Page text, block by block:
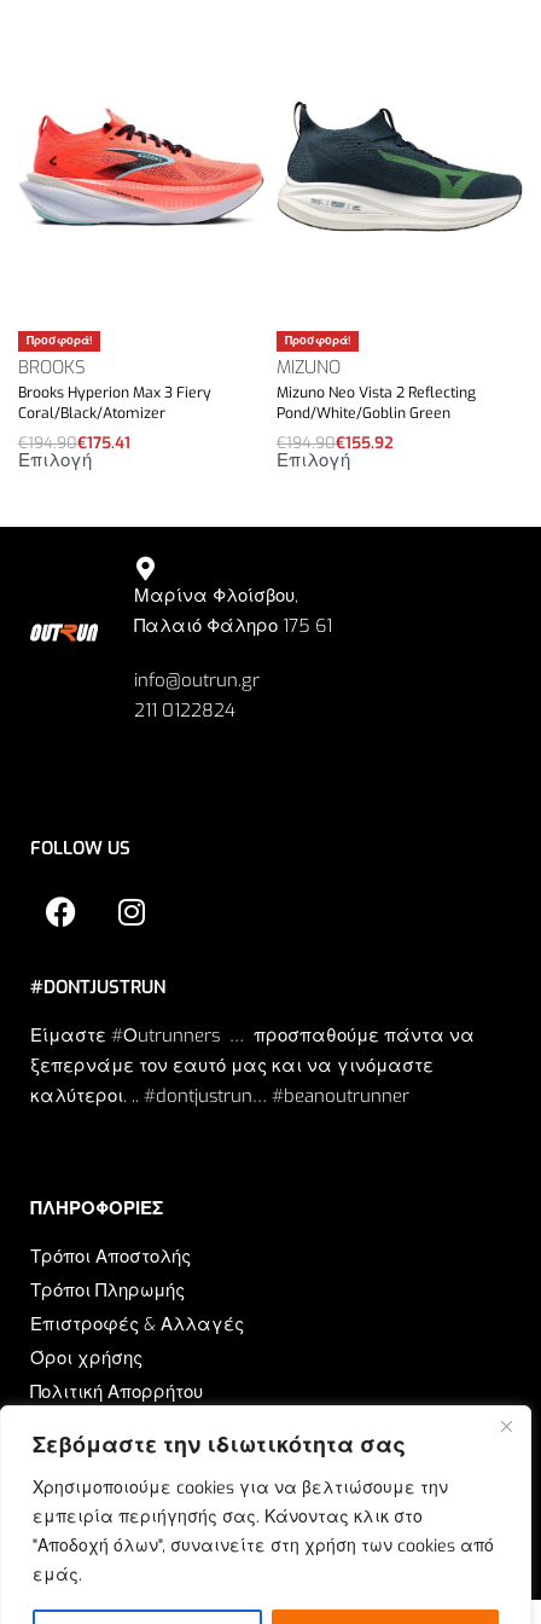
Σεβόμαστε την ιδιωτικότητα σας
Χρησιμοποιούμε cookies για να βελτιώσουμε την
εμπειρία περιήγησής σας. Κάνοντας κλικ στο
"Αποδοχή όλων", συναινείτε στη χρήση των cookies από
εμάς.
Προσφορά!
BROOKS
Brooks Hyperion Max 3 Fiery
Coral/Black/Atomizer
€194.90€175.41
Επιλογή
Προσφορά!
MIZUNO
Mizuno Neo Vista 2 Reflecting
Pond/White/Goblin Green
€194.90€155.92
Επιλογή
Μαρίνα Φλοίσβου,
Παλαιό Φάληρο 175 61
info@outrun.gr
211 0122824
FOLLOW US
#DONTJUSTRUN
Είμαστε #Οutrunners … προσπαθούμε πάντα να
ξεπερνάμε τον εαυτό μας και να γινόμαστε
καλύτεροι. .. #dontjustrun… #beanoutrunner
ΠΛΗΡΟΦΟΡΙΕΣ​
Τρόποι Αποστολής
Τρόποι Πληρωμής
Επιστροφές & Αλλαγές
Όροι χρήσης
Πολιτική Απορρήτου
OUTRUN
Ποιοι Είμαστε
Επικοινωνία
Blog